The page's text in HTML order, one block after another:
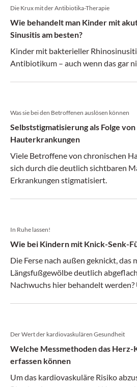
Die Krux mit der Antibiotika-Therapie
Wie behandelt man Kinder mit
Sinusitis am besten?
Kinder mit bakterieller
Antibiotikum – auch wenn das gar
Was sie bei den Betroffenen auslösen können
Selbststigmatisierung als Folge
Hauterkrankungen
Viele Betroffene von chronischen
sich durch die deutlich sichtbaren
Erkrankungen stigmatisiert.
In Ruhe lassen!
Wie bei Kindern mit Knick-Senk-
Die Ferse nach außen geknickt, das
Längsfußgewölbe deutlich
Nachwuchs hier behandelt werden?
Der Wert der kardiovaskulären Gesundheit
Welche Messmethoden das
erfassen können
Um das kardiovaskuläre Risiko